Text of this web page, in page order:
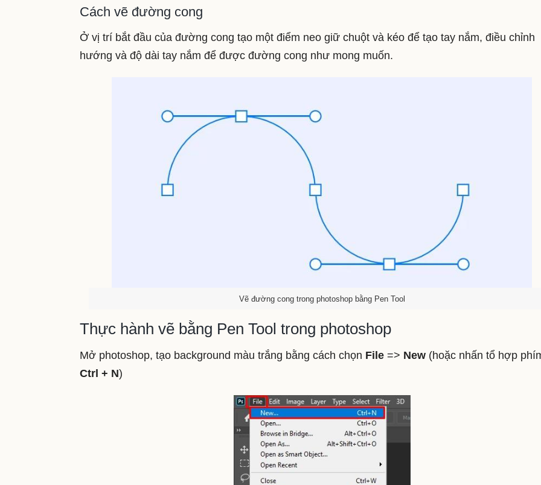
Cách vẽ đường cong
Ở vị trí bắt đầu của đường cong tạo một điểm neo giữ chuột và kéo để tạo tay nắm, điều chỉnh
hướng và độ dài tay nắm để được đường cong như mong muốn.
Vẽ đường cong trong photoshop bằng Pen Tool
Thực hành vẽ bằng Pen Tool trong photoshop
Mở photoshop, tạo background màu trắng bằng cách chọn File => New (hoặc nhấn tổ hợp
Ctrl + N)